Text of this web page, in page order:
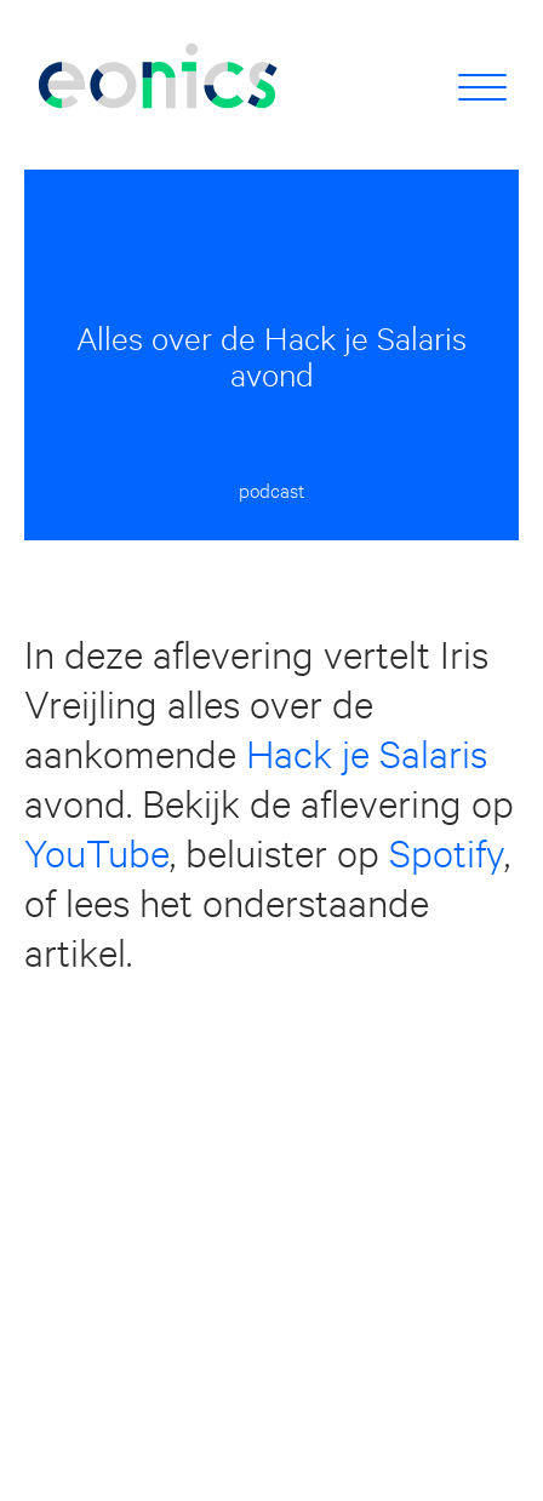
Alles over de Hack je Salaris
avond
podcast
In deze aflevering vertelt Iris
Vreijling alles over de
aankomende Hack je Salaris
avond. Bekijk de aflevering op
YouTube, beluister op Spotify,
of lees het onderstaande
artikel.